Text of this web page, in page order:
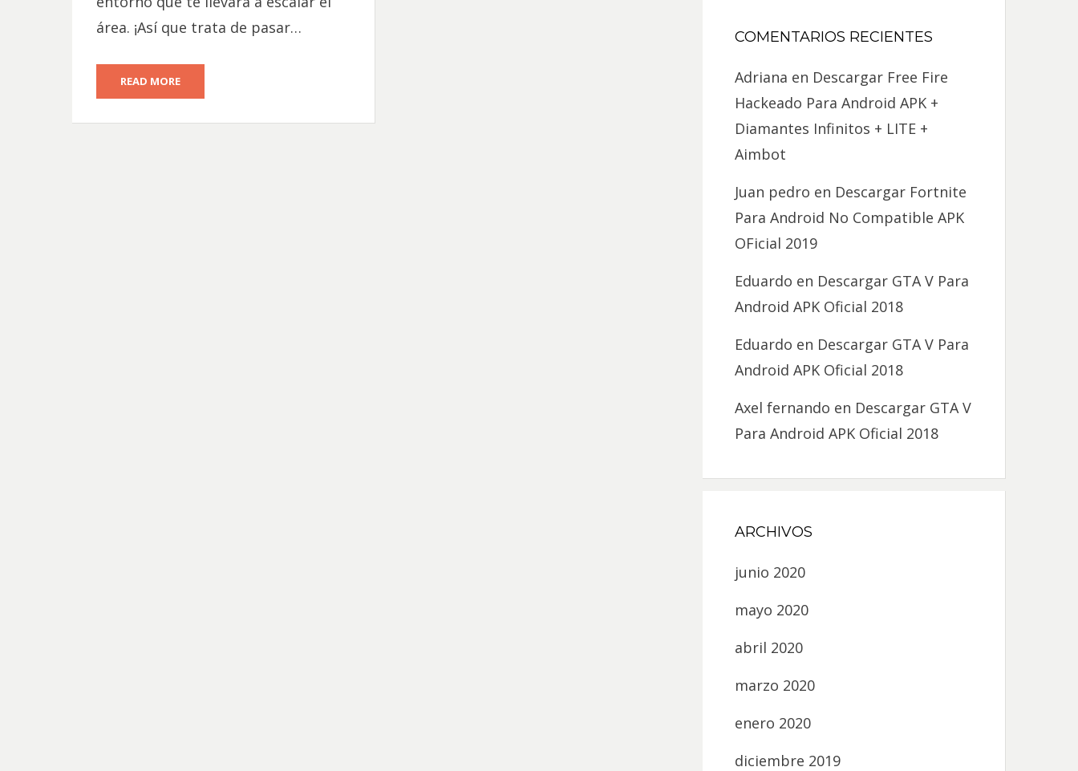
área. ¡Así que trata de pasar…
READ MORE
COMENTARIOS RECIENTES
Adriana en Descargar Free Fire
Hackeado Para Android APK +
Diamantes Infinitos + LITE +
Aimbot
Juan pedro en Descargar Fortnite
Para Android No Compatible APK
OFicial 2019
Eduardo en Descargar GTA V Para
Android APK Oficial 2018
Eduardo en Descargar GTA V Para
Android APK Oficial 2018
Axel fernando en Descargar GTA V
Para Android APK Oficial 2018
ARCHIVOS
junio 2020
mayo 2020
abril 2020
marzo 2020
enero 2020
diciembre 2019